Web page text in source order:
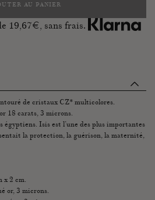
AU PANIER
19,67€, sans frais.
de cristaux CZ* multicolores.
18 carats, 3 microns.
égyptiens. Isis est l’une des plus importantes
la protection, la guérison, la maternité,
x 2 cm.
or, 3 microns.